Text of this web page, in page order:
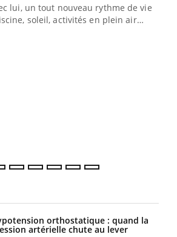
lui, un tout nouveau rythme de vie !
soleil, activités en plein air…
orthostatique : quand la
artérielle chute au lever